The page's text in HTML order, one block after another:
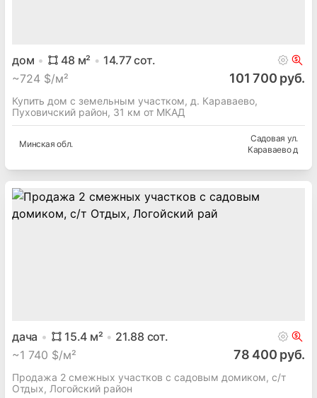
дом 48 м² 14.77сот.
~724 $/м² 101 700 руб.
Купить дом с земельным участком, д. Караваево,
Пуховичский район, 31 км от МКАД
Минская обл.
Садовая ул.
Караваево д
дача 15.4 м² 21.88 сот.
~1 740 $/м² 78 400 руб.
Продажа 2 смежных участков с садовым домиком, с/т
Отдых, Логойский район